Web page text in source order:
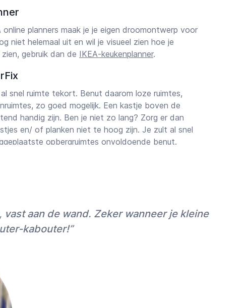
planners maak je je eigen droomontwerp voor
niet helemaal uit en wil je visueel zien hoe je
gebruik dan de IKEA-keukenplanner.
snel ruimte tekort. Benut daarom loze ruimtes,
zo goed mogelijk. Een kastje boven de
handig zijn. Ben je niet zo lang? Zorg er dan
en/ of planken niet te hoog zijn. Je zult al snel
opbergruimtes onvoldoende benut.
na 18u of klussen in het weekend of op feestdagen
op de arbeid van 50%.
klaar om elke denkbare keukenklus in Amsterdam,
Utrecht en de rest van Nederland tot en met
en Eindhoven snel en accuraat te klaren. Bovendien
MrFix werkt een professionele zzp’er en altijd
Wel zo makkelijk en geruststellend, toch?
aan de wand. Zeker wanneer je kleine
kabouter!”